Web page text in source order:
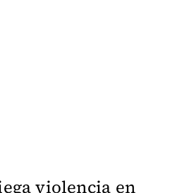
violencia en